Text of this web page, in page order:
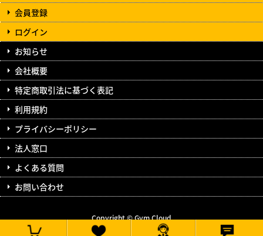
会員登録
ログイン
お知らせ
会社概要
特定商取引法に基づく表記
利用規約
プライバシーポリシー
法人窓口
よくある質問
お問い合わせ
Copyright © Gym Cloud
All Rights Reserved.